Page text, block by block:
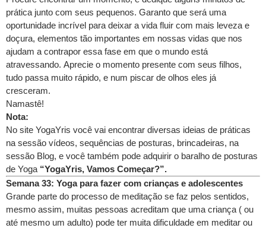
prática junto com seus pequenos. Garanto que será uma
oportunidade incrível para deixar a vida fluir com mais leveza e
doçura, elementos tão importantes em nossas vidas que nos
ajudam a contrapor essa fase em que o mundo está
atravessando. Aprecie o momento presente com seus filhos,
tudo passa muito rápido, e num piscar de olhos eles já
cresceram.
Namastê!
Nota:
No site YogaYris você vai encontrar diversas ideias de práticas
na sessão vídeos, sequências de posturas, brincadeiras, na
sessão Blog, e você também pode adquirir o baralho de posturas
de Yoga “YogaYris, Vamos Começar?”.
Semana 33: Yoga para fazer com crianças e adolescentes
Grande parte do processo de meditação se faz pelos sentidos,
mesmo assim, muitas pessoas acreditam que uma criança ( ou
até mesmo um adulto) pode ter muita dificuldade em meditar ou